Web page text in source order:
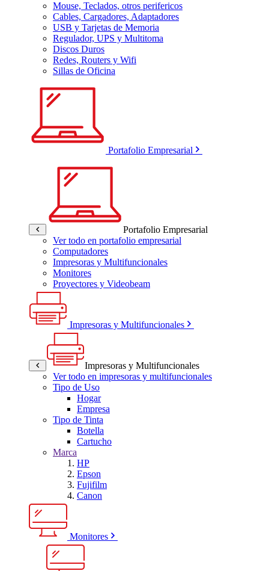
Mouse, Teclados, otros perifericos
Cables, Cargadores, Adaptadores
USB y Tarjetas de Memoria
Regulador, UPS y Multitoma
Discos Duros
Redes, Routers y Wifi
Sillas de Oficina
Portafolio Empresarial
Portafolio Empresarial
Ver todo en portafolio empresarial
Computadores
Impresoras y Multifuncionales
Monitores
Proyectores y Videobeam
Impresoras y Multifuncionales
Impresoras y Multifuncionales
Ver todo en impresoras y multifuncionales
Tipo de Uso
Hogar
Empresa
Tipo de Tinta
Botella
Cartucho
Marca
HP
Epson
Fujifilm
Canon
Monitores